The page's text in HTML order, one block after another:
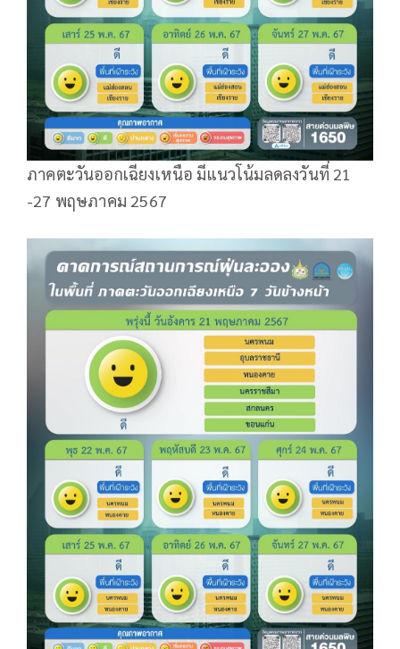
ภาคตะวันออกเฉียงเหนือ มีแนวโน้มลดลงวันที่ 21
-27 พฤษภาคม 2567